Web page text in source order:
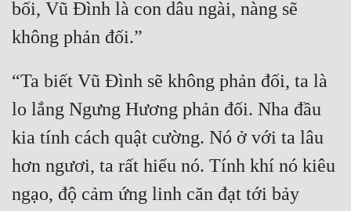
Nữ Phụ
Phong Thủy - Tâm Linh
Phản Phái
Quan Trường
Quân Sự
Sảng Văn
bối, Vũ Đình là con dâu ngài, nàng sẽ
“Ta biết Vũ Đình sẽ không phản đối, ta là
lo lắng Ngưng Hương phản đối. Nha đầu
kia tính cách quật cường. Nó ở với ta lâu
hơn ngươi, ta rất hiểu nó. Tính khí nó kiêu
ngạo, độ cảm ứng linh căn đạt tới bảy